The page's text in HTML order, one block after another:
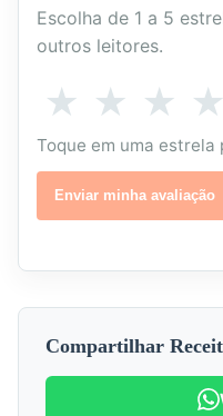
Escolha de 1 a 5
outros leitores.
Como
você
avalia
esta
receita?
★
1
estrela
-
Não
gostei
★
2
-
★
3
-
Boa
★
4
-
Toque em uma estrela
Enviar minha avaliação
Compartilhar